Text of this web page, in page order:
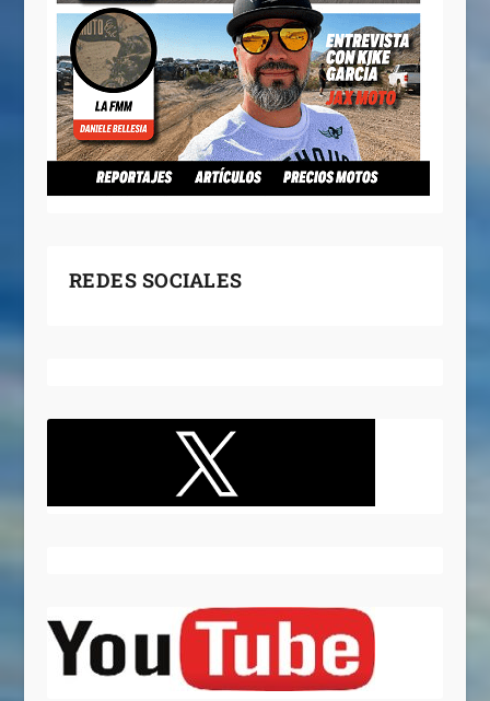
REDES SOCIALES